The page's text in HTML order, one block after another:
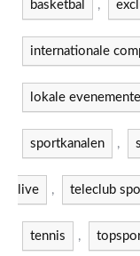
basketbal ,
internationale
lokale
sportkanalen ,
live , teleclub
tennis ,